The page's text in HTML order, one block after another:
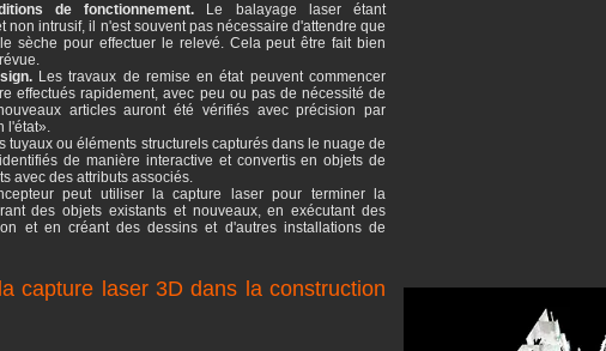
de fonctionnement. Le balayage laser étant
non intrusif, il n'est souvent pas nécessaire d'attendre que
sèche pour effectuer le relevé. Cela peut être fait bien
Les travaux de remise en état peuvent commencer
effectués rapidement, avec peu ou pas de nécessité de
articles auront été vérifiés avec précision par
l'état».
tuyaux ou éléments structurels capturés dans le nuage de
de manière interactive et convertis en objets de
avec des attributs associés.
peut utiliser la capture laser pour terminer la
des objets existants et nouveaux, en exécutant des
et en créant des dessins et d'autres installations de
capture laser 3D dans la construction